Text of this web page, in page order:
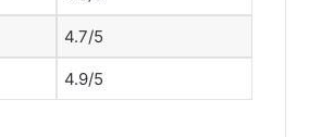
4.7/5
4.9/5